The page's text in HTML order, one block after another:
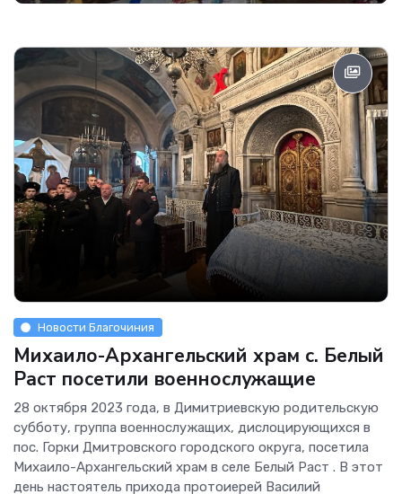
Новости Благочиния
Михаило-Архангельский храм с. Белый
Раст посетили военнослужащие
28 октября 2023 года, в Димитриевскую родительскую
субботу, группа военнослужащих, дислоцирующихся в
пос. Горки Дмитровского городского округа, посетила
Михаило-Архангельский храм в селе Белый Раст . В этот
день настоятель прихода протоиерей Василий